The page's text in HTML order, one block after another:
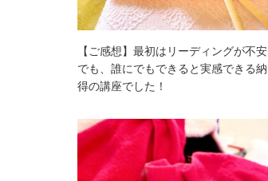
【ご感想】最初はリーディングが不安
でも、誰にでもできると実感できる納
得の講座でした！